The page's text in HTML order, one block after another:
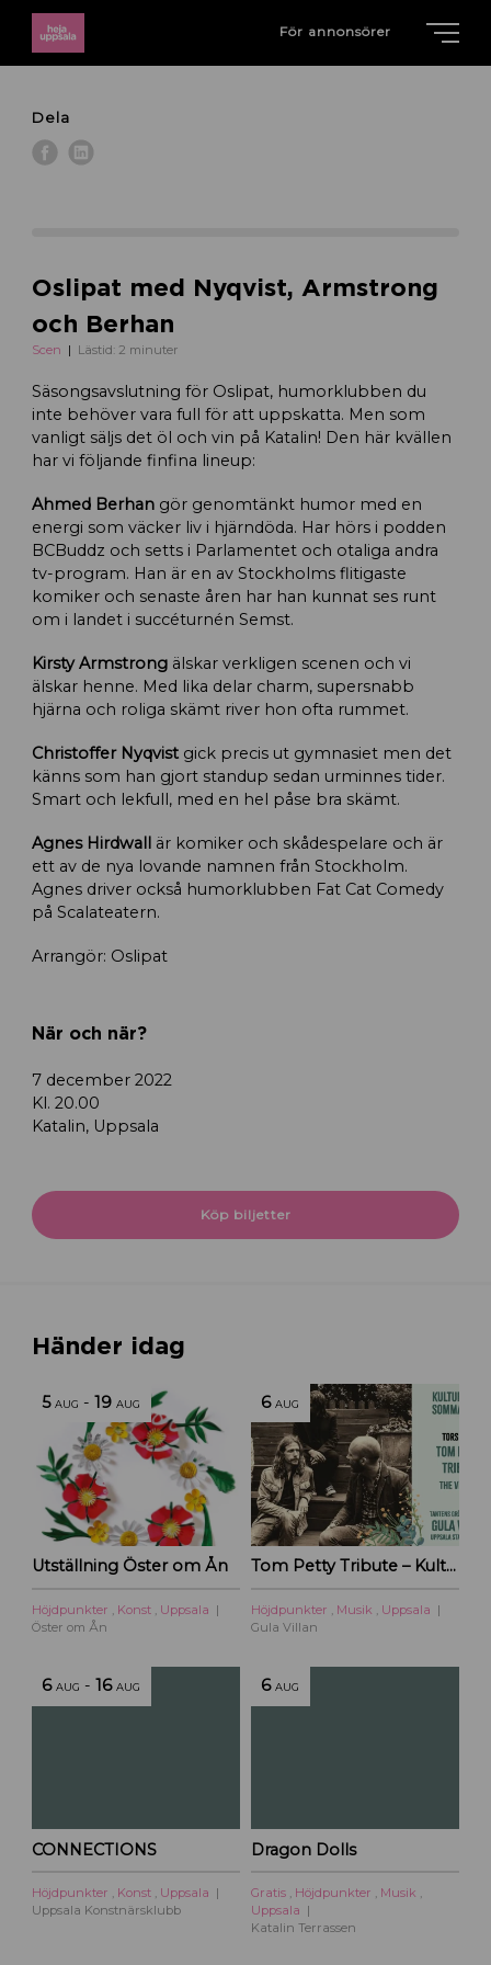
För annonsörer
Dela
Oslipat med Nyqvist, Armstrong
och Berhan
Scen Lästid: 2 minuter
Säsongsavslutning för Oslipat, humorklubben du
inte behöver vara full för att uppskatta. Men som
vanligt säljs det öl och vin på Katalin! Den här kvällen
har vi följande finfina lineup:
Ahmed Berhangör genomtänkt humor med en
energi som väcker liv i hjärndöda. Har hörs i podden
BCBuddz och setts i Parlamentet och otaliga andra
tv-program. Han är en av Stockholms flitigaste
komiker och senaste åren har han kunnat ses runt
om i landet i succéturnén Semst.
Kirsty Armstrongälskar verkligen scenen och vi
älskar henne. Med lika delar charm, supersnabb
hjärna och roliga skämt river hon ofta rummet.
Christoffer Nyqvistgick precis ut gymnasiet men det
känns som han gjort standup sedan urminnes tider.
Smart och lekfull, med en hel påse bra skämt.
Agnes Hirdwall är komiker och skådespelare och är
ett av de nya lovande namnen från Stockholm.
Agnes driver också humorklubben Fat Cat Comedy
på Scalateatern.
Arrangör: Oslipat
När och när?
7 december 2022
Kl. 20.00
Katalin, Uppsala
Köp biljetter
Händer idag
5 AUG -19 AUG
Utställning Öster om Ån
Höjdpunkter Konst
Uppsala
Öster om Ån
6 AUG
Tom Petty Tribute – Kulturoasens sommarscen 2026
Höjdpunkter Musik
Uppsala
Gula Villan
6 AUG -16 AUG
CONNECTIONS
Höjdpunkter , Konst , Uppsala
Uppsala Konstnärsklubb
6 AUG
Dragon Dolls
Gratis , Höjdpunkter , Musik ,
Uppsala
Katalin Terrassen